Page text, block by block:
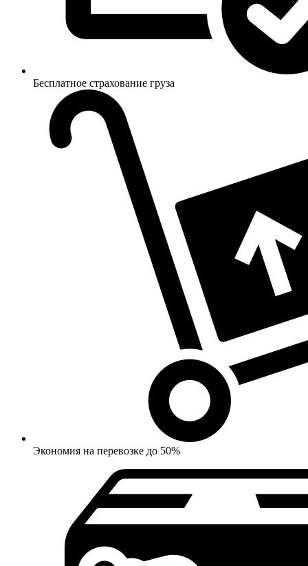
Бесплатное страхование груза
Экономия на перевозке до 50%